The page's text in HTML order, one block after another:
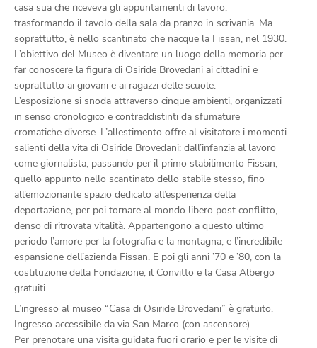
casa sua che riceveva gli appuntamenti di lavoro,
trasformando il tavolo della sala da pranzo in scrivania. Ma
soprattutto, è nello scantinato che nacque la Fissan, nel 1930.
L’obiettivo del Museo è diventare un luogo della memoria per
far conoscere la figura di Osiride Brovedani ai cittadini e
soprattutto ai giovani e ai ragazzi delle scuole.
L’esposizione si snoda attraverso cinque ambienti, organizzati
in senso cronologico e contraddistinti da sfumature
cromatiche diverse. L’allestimento offre al visitatore i momenti
salienti della vita di Osiride Brovedani: dall’infanzia al lavoro
come giornalista, passando per il primo stabilimento Fissan,
quello appunto nello scantinato dello stabile stesso, fino
all’emozionante spazio dedicato all’esperienza della
deportazione, per poi tornare al mondo libero post conflitto,
denso di ritrovata vitalità. Appartengono a questo ultimo
periodo l’amore per la fotografia e la montagna, e l’incredibile
espansione dell’azienda Fissan. E poi gli anni ’70 e ’80, con la
costituzione della Fondazione, il Convitto e la Casa Albergo
gratuiti.
L’ingresso al museo “Casa di Osiride Brovedani” è gratuito.
Ingresso accessibile da via San Marco (con ascensore).
Per prenotare una visita guidata fuori orario e per le visite di